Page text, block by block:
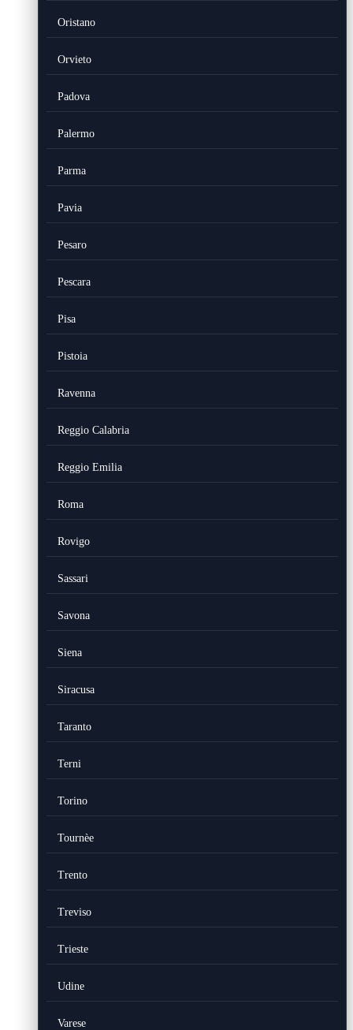
Oristano
Orvieto
Padova
Palermo
Parma
Pavia
Pesaro
Pescara
Pisa
Pistoia
Ravenna
Reggio Calabria
Reggio Emilia
Roma
Rovigo
Sassari
Savona
Siena
Siracusa
Taranto
Terni
Torino
Tournèe
Trento
Treviso
Trieste
Udine
Varese